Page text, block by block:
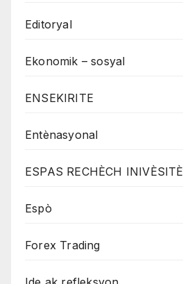
Editoryal
Ekonomik – sosyal
ENSEKIRITE
Entènasyonal
ESPAS RECHÈCH INIVÈSITÈ
Espò
Forex Trading